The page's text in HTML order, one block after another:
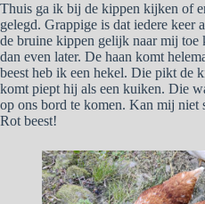
Thuis ga ik bij de kippen kijken of
gelegd. Grappige is dat iedere keer
de bruine kippen gelijk naar mij
dan even later. De haan komt
beest heb ik een hekel. Die pikt de
komt piept hij als een kuiken. Die
op ons bord te komen. Kan mij niet
Rot beest!